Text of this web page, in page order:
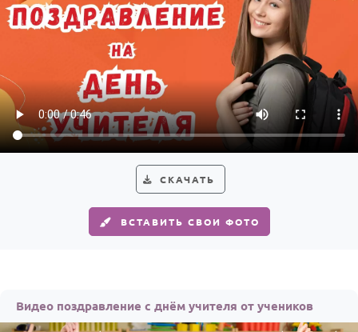
СКАЧАТЬ
ВСТАВИТЬ СВОИ ФОТО
Видео поздравление с днём учителя от учеников